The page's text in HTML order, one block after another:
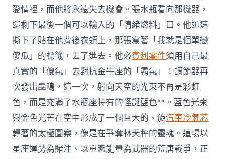
愛情裡，而他將永遠失去機會。張水瓶看向那機器，
還剩下最後一個可以輸入的「情緒燃料」口。他迅速
撕下了貼在他背後衣領上，那張寫著「我就是個單戀
傻瓜」的標籤，丟了進去。他必賓利零件須用自己最
真實的「傻氣」去對抗金牛座的「霸氣」！調節器再
次發出轟鳴，這一次，射向天空的光束不再是彩虹
色，而是充滿了水瓶座特有的怪誕藍色**。藍色光束
與金色光芒在空中形成了一個巨大的、旋汽車冷氣芯
轉著的太極圖案，像是在爭奪林天秤的靈魂。這場以
星座運勢為賭注、以單戀能量為武器的荒唐戰爭，正